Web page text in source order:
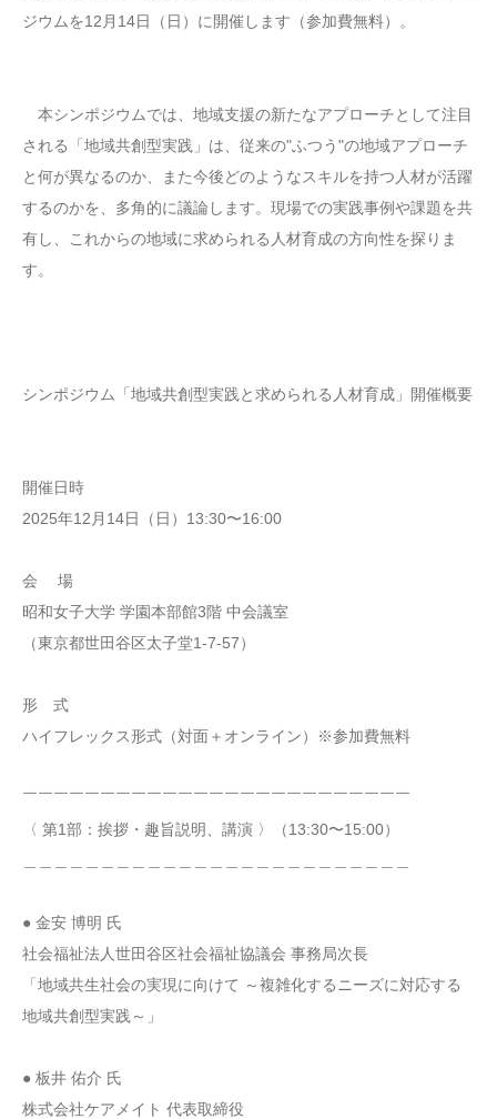
ジウムを12月14日（日）に開催します（参加費無料）。
本シンポジウムでは、地域支援の新たなアプローチとして注目
される「地域共創型実践」は、従来の"ふつう"の地域アプローチ
と何が異なるのか、また今後どのようなスキルを持つ人材が活躍
するのかを、多角的に議論します。現場での実践事例や課題を共
有し、これからの地域に求められる人材育成の方向性を探りま
す。
シンポジウム「地域共創型実践と求められる人材育成」開催概要
開催日時
2025年12月14日（日）13:30〜16:00
会 場
昭和女子大学 学園本部館3階 中会議室
（東京都世田谷区太子堂1-7-57）
形 式
ハイフレックス形式（対面＋オンライン）※参加費無料
￣￣￣￣￣￣￣￣￣￣￣￣￣￣￣￣￣￣￣￣￣￣￣￣￣
〈 第1部：挨拶・趣旨説明、講演 〉（13:30〜15:00）
● 金安 博明 氏
社会福祉法人世田谷区社会福祉協議会 事務局次長
「地域共生社会の実現に向けて ～複雑化するニーズに対応する
地域共創型実践～」
● 板井 佑介 氏
株式会社ケアメイト 代表取締役